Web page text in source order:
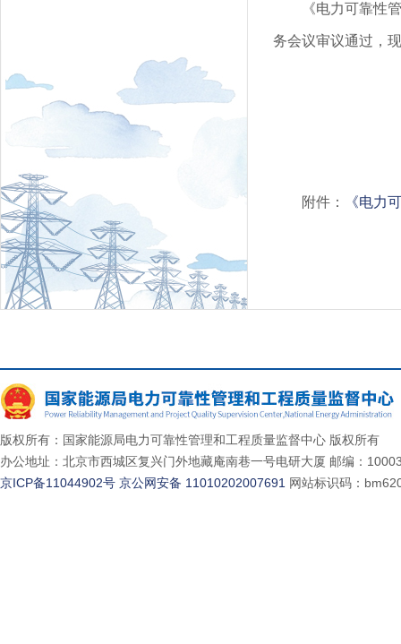
《电力可靠性
务会议审议通过，
附件： 《电力
版权所有：国家能源局电力可靠性管理和工程质量监督中心 版权所有
办公地址：北京市西城区复兴门外地藏庵南巷一号电研大厦 邮编：
京ICP备11044902号 京公网安备 11010202007691 网站标识码：